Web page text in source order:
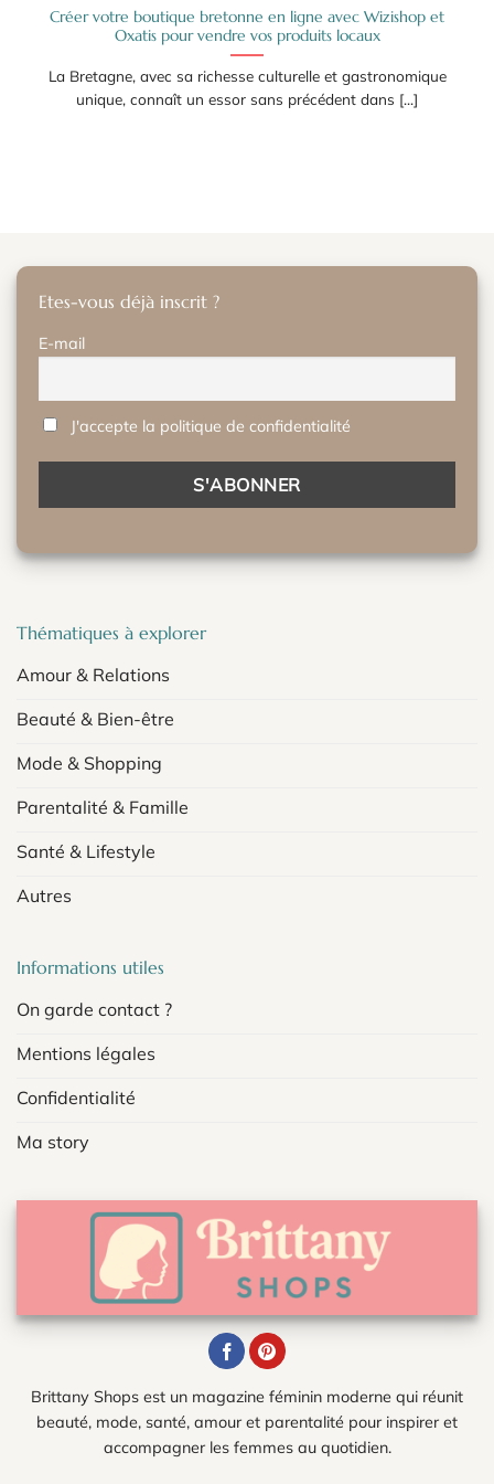
Créer votre boutique bretonne en ligne avec Wizishop et
Oxatis pour vendre vos produits locaux
La Bretagne, avec sa richesse culturelle et gastronomique
unique, connaît un essor sans précédent dans [...]
Etes-vous déjà inscrit ?
E-mail
J'accepte la politique de confidentialité
Thématiques à explorer
Amour & Relations
Beauté & Bien-être
Mode & Shopping
Parentalité & Famille
Santé & Lifestyle
Autres
Informations utiles
On garde contact ?
Mentions légales
Confidentialité
Ma story
Brittany Shops est un magazine féminin moderne qui réunit
beauté, mode, santé, amour et parentalité pour inspirer et
accompagner les femmes au quotidien.